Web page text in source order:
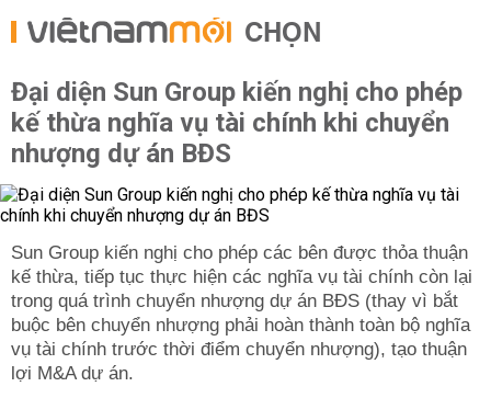
CHỌN
Đại diện Sun Group kiến nghị cho phép
kế thừa nghĩa vụ tài chính khi chuyển
nhượng dự án BĐS
Sun Group kiến nghị cho phép các bên được thỏa thuận
kế thừa, tiếp tục thực hiện các nghĩa vụ tài chính còn lại
trong quá trình chuyển nhượng dự án BĐS (thay vì bắt
buộc bên chuyển nhượng phải hoàn thành toàn bộ nghĩa
vụ tài chính trước thời điểm chuyển nhượng), tạo thuận
lợi M&A dự án.